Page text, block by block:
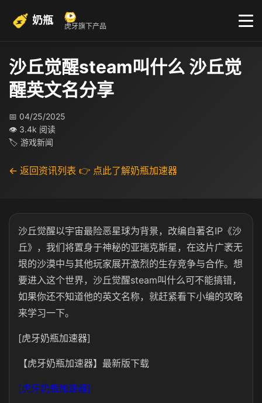
奶瓶 虎牙旗下产品
沙丘觉醒steam叫什么 沙丘觉
醒英文名分享
📅 04/25/2025
👁 3.4k 阅读
🏷 游戏新闻
← 返回资讯列表 👉 点此了解奶瓶加速器
沙丘觉醒以宇宙最险恶星球为背景，改编自著名IP《沙
丘》，我们将置身于神秘的亚瑞克斯星，在这片广袤无
垠的沙漠中与其他玩家展开激烈的生存竞争与合作。想
要进入这个世界，沙丘觉醒steam叫什么可不能搞错，
如果你还不知道他的英文名称，就赶紧看下小编的攻略
来学习一下。
[虎牙奶瓶加速器]
【虎牙奶瓶加速器】最新版下载
[虎牙奶瓶加速器]